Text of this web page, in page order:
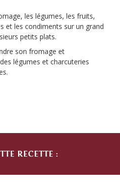
les légumes, les fruits,
et les condiments sur un grand
petits plats.
son fromage et
légumes et charcuteries
RECETTE :